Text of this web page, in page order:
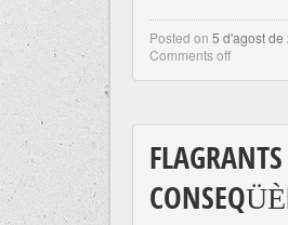
Posted on 5 d'agost de
Comments off
FLAGRANTS